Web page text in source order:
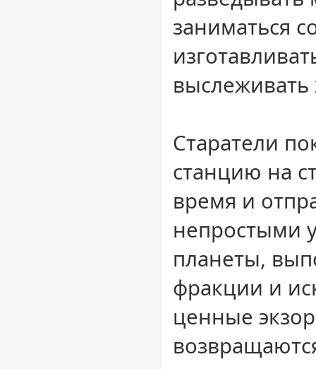
заниматься
Старатели
станцию на
время и
непростыми
планеты,
фракции и
ценные